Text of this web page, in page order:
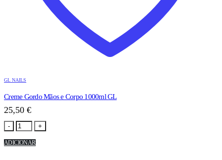
GL NAILS
Creme Gordo Mãos e Corpo 1000ml GL
25,50 €
- +
ADICIONAR